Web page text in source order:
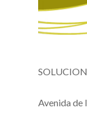
Avenida de